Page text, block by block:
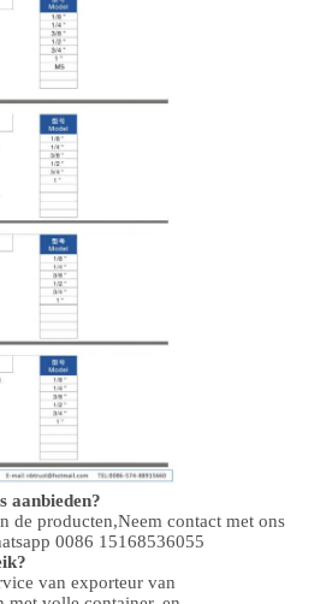
aanbieden?
de producten,Neem contact met ons
0086 15168536055
van exporteur van